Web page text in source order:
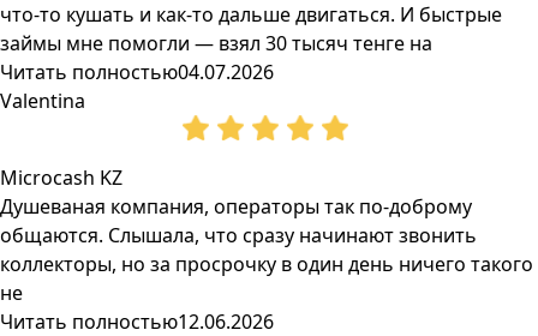
что-то кушать и как-то дальше двигаться. И быстрые
займы мне помогли — взял 30 тысяч тенге на
Читать полностью04.07.2026
Valentina
Microcash KZ
Душеваная компания, операторы так по-доброму
общаются. Слышала, что сразу начинают звонить
коллекторы, но за просрочку в один день ничего такого
не
Читать полностью12.06.2026